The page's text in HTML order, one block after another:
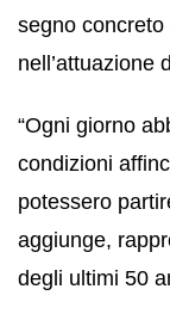
segno concreto
nell’attuazione
“Ogni giorno
condizioni
potessero
aggiunge,
degli ultimi 50